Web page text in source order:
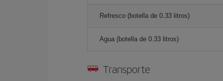
Refresco (botella de 0.33 litros)
Agua (botella de 0.33 litros)
Transporte